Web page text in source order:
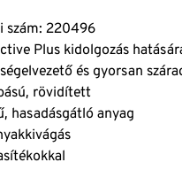
szám: 220496
Plus kidolgozás
és gyorsan
rövidített
hasadásgátló anyag